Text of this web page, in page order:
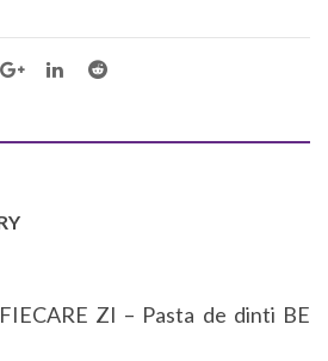
ZI – Pasta de dinti BE